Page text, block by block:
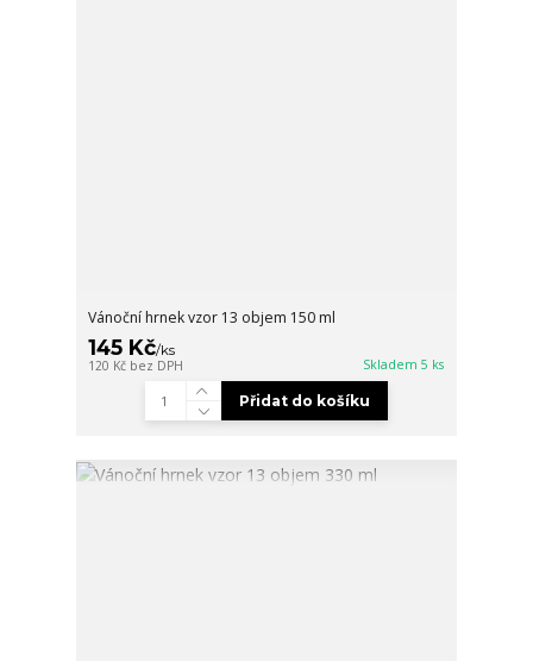
Vánoční hrnek vzor 13 objem 150 ml
145 Kč/ks
120 Kč bez DPH Skladem 5 ks
Přidat do košíku